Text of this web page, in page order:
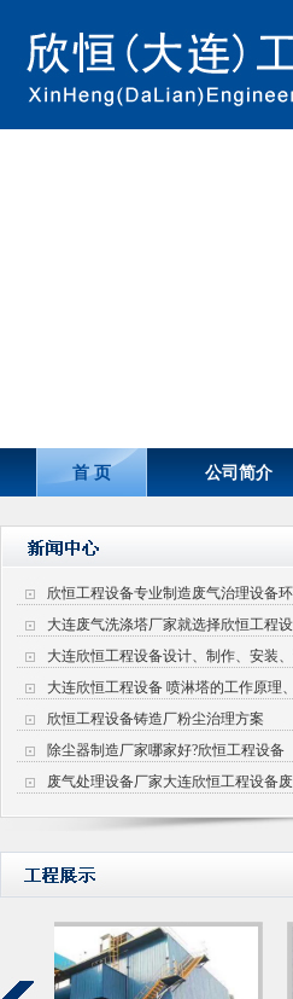
首 页 公司简介
欣恒工程设备专业制造废气治理设备
大连废气洗涤塔厂家就选择欣恒工程
大连欣恒工程设备设计、制作、安装
大连欣恒工程设备 喷淋塔的工作原理
欣恒工程设备铸造厂粉尘治理方案
除尘器制造厂家哪家好?欣恒工程设备
废气处理设备厂家大连欣恒工程设备